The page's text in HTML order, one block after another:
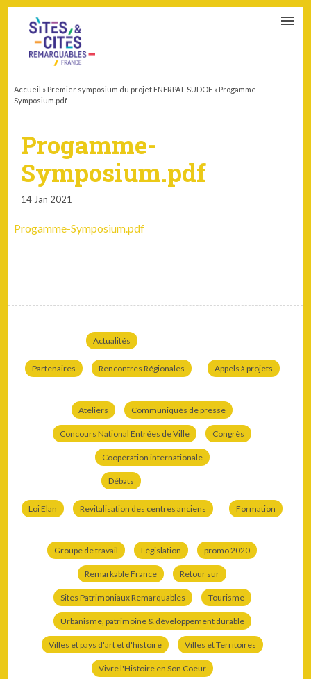
Accueil » Premier symposium du projet ENERPAT-SUDOE » Progamme-
Symposium.pdf
Progamme-
Symposium.pdf
14 Jan 2021
Progamme-Symposium.pdf
Actualités
Partenaires Rencontres Régionales Appels à projets
Ateliers Communiqués de presse
Concours National Entrées de Ville Congrès
Coopération internationale
Débats
Loi Elan Revitalisation des centres anciens Formation
Groupe de travail Législation promo 2020
Remarkable France Retour sur
Sites Patrimoniaux Remarquables Tourisme
Urbanisme, patrimoine & développement durable
Villes et pays d'art et d'histoire Villes et Territoires
Vivre l'Histoire en Son Coeur